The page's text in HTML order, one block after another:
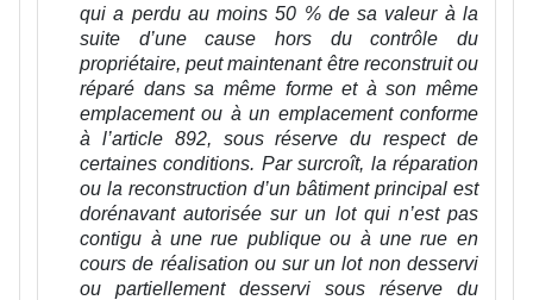
qui a perdu au moins 50 % de sa valeur à la
suite d’une cause hors du contrôle du
propriétaire, peut maintenant être reconstruit ou
réparé dans sa même forme et à son même
emplacement ou à un emplacement conforme
à l’article 892, sous réserve du respect de
certaines conditions. Par surcroît, la réparation
ou la reconstruction d’un bâtiment principal est
dorénavant autorisée sur un lot qui n’est pas
contigu à une rue publique ou à une rue en
cours de réalisation ou sur un lot non desservi
ou partiellement desservi sous réserve du